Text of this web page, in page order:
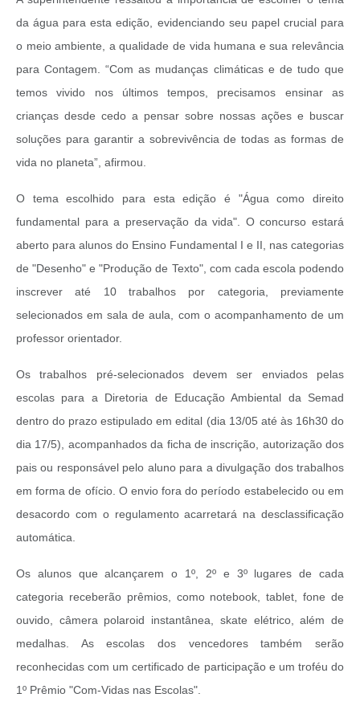
da água para esta edição, evidenciando seu papel crucial para
o meio ambiente, a qualidade de vida humana e sua relevância
para Contagem. “Com as mudanças climáticas e de tudo que
temos vivido nos últimos tempos, precisamos ensinar as
crianças desde cedo a pensar sobre nossas ações e buscar
soluções para garantir a sobrevivência de todas as formas de
vida no planeta”, afirmou.
O tema escolhido para esta edição é "Água como direito
fundamental para a preservação da vida". O concurso estará
aberto para alunos do Ensino Fundamental I e II, nas categorias
de "Desenho" e "Produção de Texto", com cada escola podendo
inscrever até 10 trabalhos por categoria, previamente
selecionados em sala de aula, com o acompanhamento de um
professor orientador.
Os trabalhos pré-selecionados devem ser enviados pelas
escolas para a Diretoria de Educação Ambiental da Semad
dentro do prazo estipulado em edital (dia 13/05 até às 16h30 do
dia 17/5), acompanhados da ficha de inscrição, autorização dos
pais ou responsável pelo aluno para a divulgação dos trabalhos
em forma de ofício. O envio fora do período estabelecido ou em
desacordo com o regulamento acarretará na desclassificação
automática.
Os alunos que alcançarem o 1º, 2º e 3º lugares de cada
categoria receberão prêmios, como notebook, tablet, fone de
ouvido, câmera polaroid instantânea, skate elétrico, além de
medalhas. As escolas dos vencedores também serão
reconhecidas com um certificado de participação e um troféu do
1º Prêmio "Com-Vidas nas Escolas".